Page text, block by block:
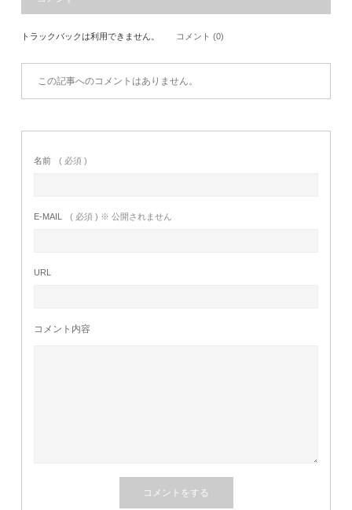
トラックバックは利用できません。 コメント (0)
この記事へのコメントはありません。
名前 ( 必須 )
E-MAIL ( 必須 ) ※ 公開されません
URL
コメント内容